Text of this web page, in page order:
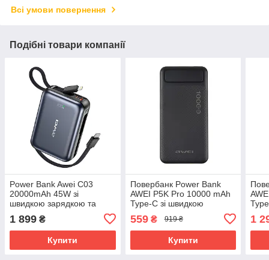
Всі умови повернення
Подібні товари компанії
Power Bank Awei C03
20000mAh 45W зі
швидкою зарядкою та
Type-C/Lightning (Чорний)
1 899 ₴
Купити
Повербанк Power Bank
AWEI P5K Pro 10000 mAh
Type-C зі швидкою
559₴ 919 ₴
Купити
1